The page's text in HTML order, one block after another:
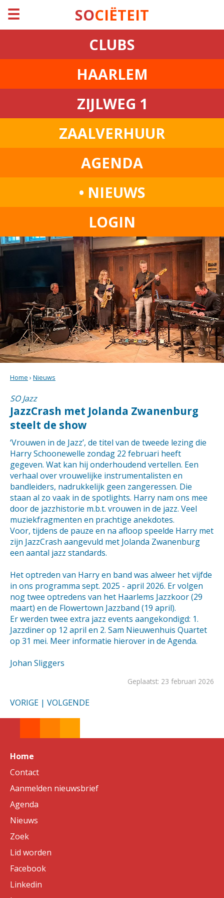
☰ SOCIËTEIT
CLUBS
HAARLEM
ZIJLWEG 1
ZAALVERHUUR
AGENDA
• NIEUWS
LOGIN
Home › Nieuws
SO Jazz
JazzCrash met Jolanda Zwanenburg
steelt de show
‘Vrouwen in de Jazz’, de titel van de tweede lezing die
Harry Schoonewelle zondag 22 februari heeft
gegeven. Wat kan hij onderhoudend vertellen. Een
verhaal over vrouwelijke instrumentalisten en
bandleiders, nadrukkelijk geen zangeressen. Die
staan al zo vaak in de spotlights. Harry nam ons mee
door de jazzhistorie m.b.t. vrouwen in de jazz. Veel
muziekfragmenten en prachtige anekdotes.
Voor, tijdens de pauze en na afloop speelde Harry met
zijn JazzCrash aangevuld met Jolanda Zwanenburg
een aantal jazz standards.
Het optreden van Harry en band was alweer het vijfde
in ons programma sept. 2025 - april 2026. Er volgen
nog twee optredens van het Haarlems Jazzkoor (29
maart) en de Flowertown Jazzband (19 april).
Er werden twee extra jazz events aangekondigd: 1.
Jazzdiner op 12 april en 2. Sam Nieuwenhuis Quartet
op 31 mei. Meer informatie hierover in de Agenda.
Johan Sliggers
Geplaatst: 23 februari 2026
VORIGE | VOLGENDE
Home
Contact
Aanmelden nieuwsbrief
Agenda
Nieuws
Zoek
Lid worden
Facebook
Linkedin